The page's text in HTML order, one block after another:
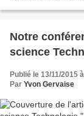
Notre
science
Publié le 13/11/2015
Par Yvon Gervaise